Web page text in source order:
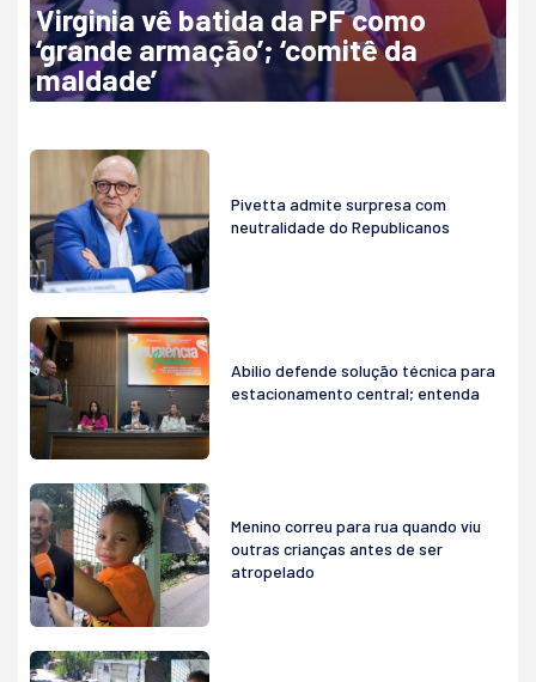
Virginia vê batida da PF como
‘grande armação’; ‘comitê da
maldade’
Pivetta admite surpresa com
neutralidade do Republicanos
Abilio defende solução técnica para
estacionamento central; entenda
Menino correu para rua quando viu
outras crianças antes de ser
atropelado